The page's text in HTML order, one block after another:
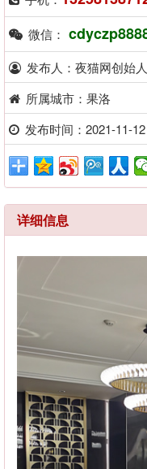
微信：
发布人：夜猫网创始人
所属城市：果洛
发布时间：2021-11-
详细信息